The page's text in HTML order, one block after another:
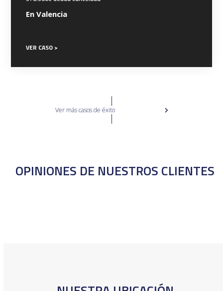
En Valencia
VER CASO >
Ver más casos de éxito
OPINIONES DE NUESTROS CLIENTES